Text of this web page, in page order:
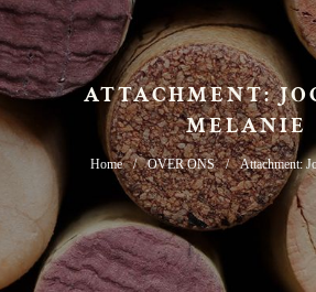
ATTACHMENT:
MELANIE
Home OVER ONS Attachment: